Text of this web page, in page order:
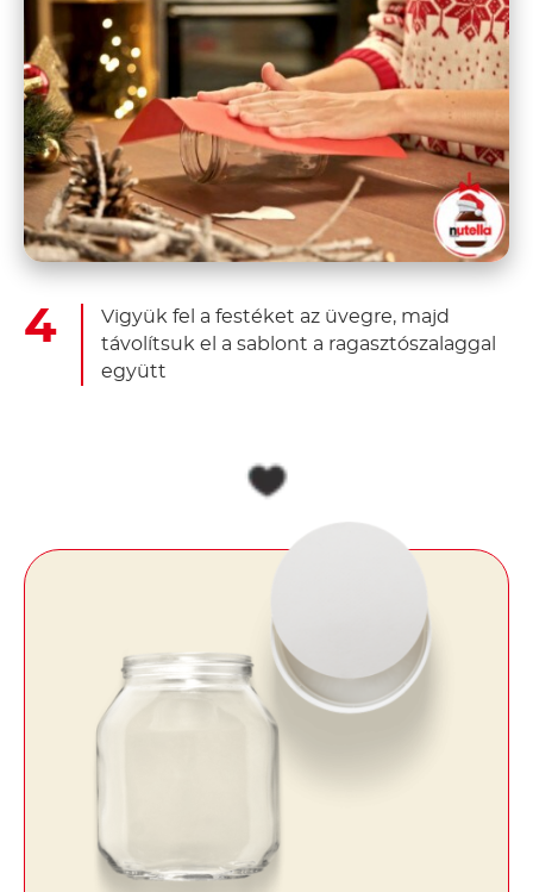
Vigyük fel a festéket az üvegre, majd
távolítsuk el a sablont a ragasztószalaggal
együtt